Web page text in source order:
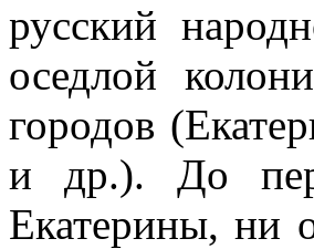
русский
оседлой
городов
и др.). До
Екатерины, ни